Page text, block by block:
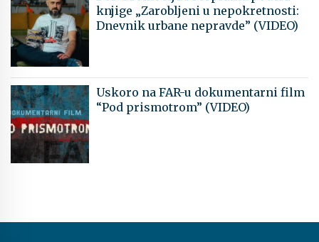
knjige „Zarobljeni u nepokretnosti:
Dnevnik urbane nepravde” (VIDEO)
Uskoro na FAR-u dokumentarni film
“Pod prismotrom” (VIDEO)